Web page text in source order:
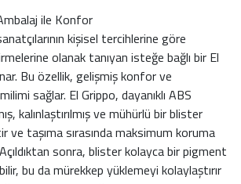
ile Konfor
kişisel tercihlerine göre
olanak tanıyan isteğe bağlı bir El
Bu özellik, gelişmiş konfor ve
sağlar. El Grippo, dayanıklı ABS
kalınlaştırılmış ve mühürlü bir blister
ve taşıma sırasında maksimum koruma
sonra, blister kolayca bir pigment
bu da mürekkep yüklemeyi kolaylaştırır